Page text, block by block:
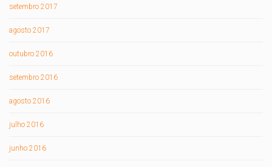
setembro 2017
agosto 2017
outubro 2016
setembro 2016
agosto 2016
julho 2016
junho 2016